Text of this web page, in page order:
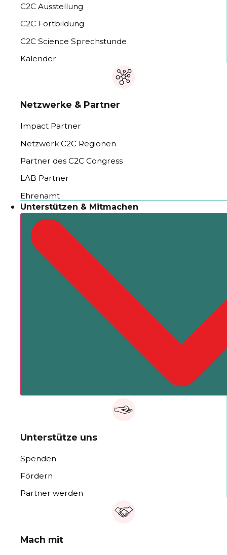
C2C Ausstellung
C2C Fortbildung
C2C Science Sprechstunde
Kalender
Netzwerke & Partner
Impact Partner
Netzwerk C2C Regionen
Partner des C2C Congress
LAB Partner
Ehrenamt
Unterstützen & Mitmachen
Unterstütze uns
Spenden
Fördern
Partner werden
Mach mit